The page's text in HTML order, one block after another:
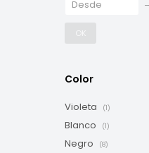
OK
Color
Violeta (1)
Blanco (1)
Negro (8)